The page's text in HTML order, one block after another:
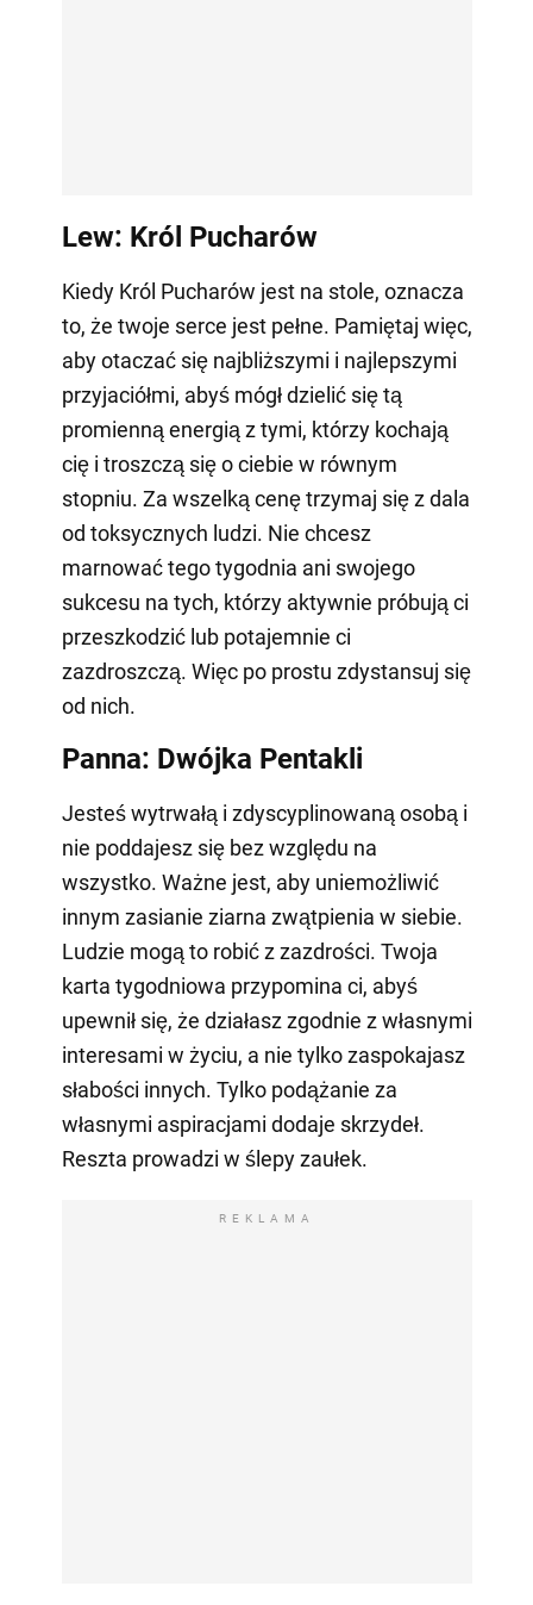
Lew: Król Pucharów
Kiedy Król Pucharów jest na stole, oznacza
to, że twoje serce jest pełne. Pamiętaj więc,
aby otaczać się najbliższymi i najlepszymi
przyjaciółmi, abyś mógł dzielić się tą
promienną energią z tymi, którzy kochają
cię i troszczą się o ciebie w równym
stopniu. Za wszelką cenę trzymaj się z dala
od toksycznych ludzi. Nie chcesz
marnować tego tygodnia ani swojego
sukcesu na tych, którzy aktywnie próbują ci
przeszkodzić lub potajemnie ci
zazdroszczą. Więc po prostu zdystansuj się
od nich.
Panna: Dwójka Pentakli
Jesteś wytrwałą i zdyscyplinowaną osobą i
nie poddajesz się bez względu na
wszystko. Ważne jest, aby uniemożliwić
innym zasianie ziarna zwątpienia w siebie.
Ludzie mogą to robić z zazdrości. Twoja
karta tygodniowa przypomina ci, abyś
upewnił się, że działasz zgodnie z własnymi
interesami w życiu, a nie tylko zaspokajasz
słabości innych. Tylko podążanie za
własnymi aspiracjami dodaje skrzydeł.
Reszta prowadzi w ślepy zaułek.
REKLAMA